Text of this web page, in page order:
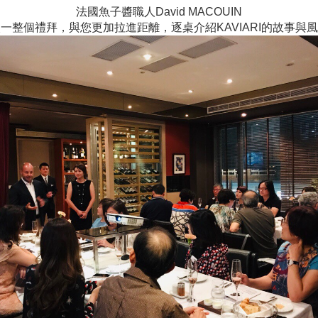
法國魚子醬職人David MACOUIN
整個禮拜，與您更加拉進距離，逐桌介紹KAVIARI的故事與